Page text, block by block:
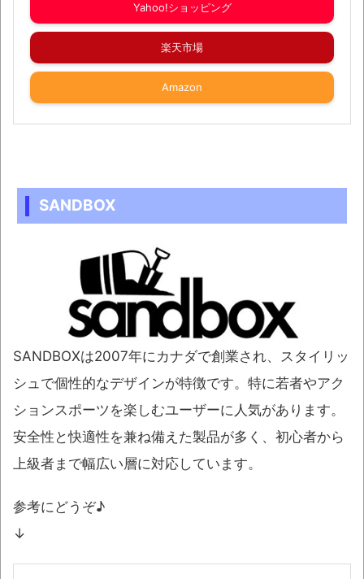
Yahoo!ショッピング
楽天市場
Amazon
SANDBOX
SANDBOXは2007年にカナダで創業され、スタイリッ
シュで個性的なデザインが特徴です。特に若者やアク
ションスポーツを楽しむユーザーに人気があります。
安全性と快適性を兼ね備えた製品が多く、初心者から
上級者まで幅広い層に対応しています。
参考にどうぞ♪
↓